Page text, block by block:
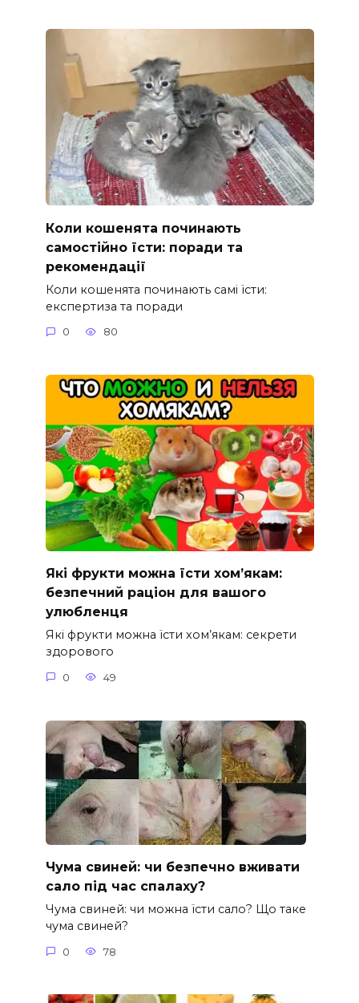
Коли кошенята починають
самостійно їсти: поради та
рекомендації
Коли кошенята починають самі їсти:
експертиза та поради
0 80
Які фрукти можна їсти хом’якам:
безпечний раціон для вашого
улюбленця
Які фрукти можна їсти хом’якам: секрети
здорового
0 49
Чума свиней: чи безпечно вживати
сало під час спалаху?
Чума свиней: чи можна їсти сало? Що таке
чума свиней?
0 78